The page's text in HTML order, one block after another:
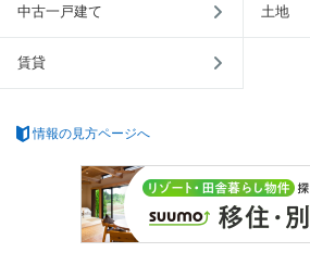
中古一戸建て 土地
賃貸
情報の見方ページへ